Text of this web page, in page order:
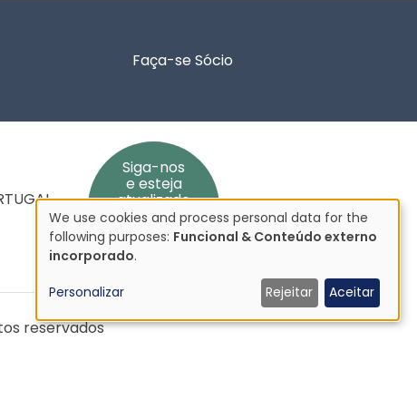
Faça-se Sócio
Siga-nos
e esteja
atualizado
reservados
Utilização
de
dados
pessoais
e
We use cookies and process personal data for the
following purposes: Funcional & Conteúdo externo
incorporado.
Personalizar Rejeitar Aceitar